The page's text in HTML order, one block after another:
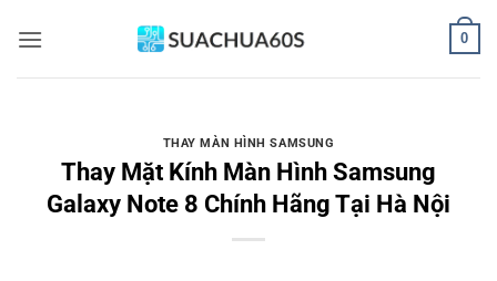
qua
0
THAY MÀN HÌNH SAMSUNG
Thay Mặt Kính Màn Hình Samsung
Galaxy Note 8 Chính Hãng Tại Hà Nội